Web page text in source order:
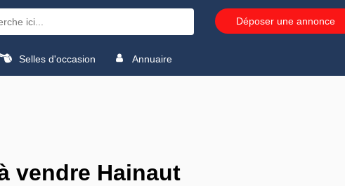
Déposer une annonce
Selles d'occasion Annuaire
vendre Hainaut